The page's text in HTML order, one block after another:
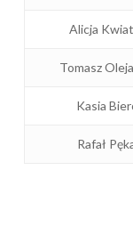
Alicja
Tomasz
Kasia
Rafał